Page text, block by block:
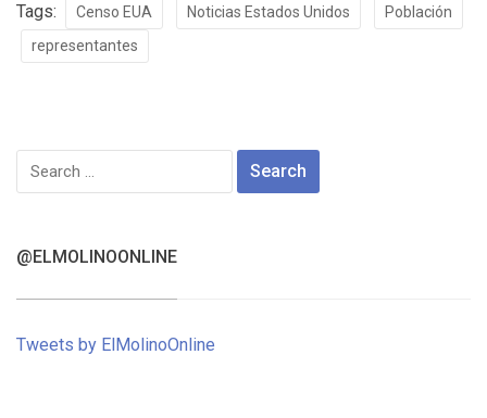
Tags: Censo EUA Noticias Estados Unidos
Población
representantes
Search
for:
@ELMOLINOONLINE
Tweets by ElMolinoOnline